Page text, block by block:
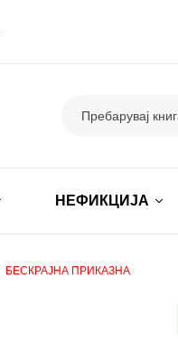
НЕФИКЦИЈА
БЕСКРАЈНА ПРИКАЗНА